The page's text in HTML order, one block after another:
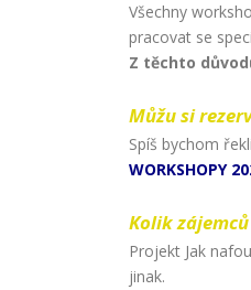
Všechny
pracovat se
Z těchto
Můžu si
Spíš bychom
WORKSHOPY
Kolik
Projekt Jak
jinak.